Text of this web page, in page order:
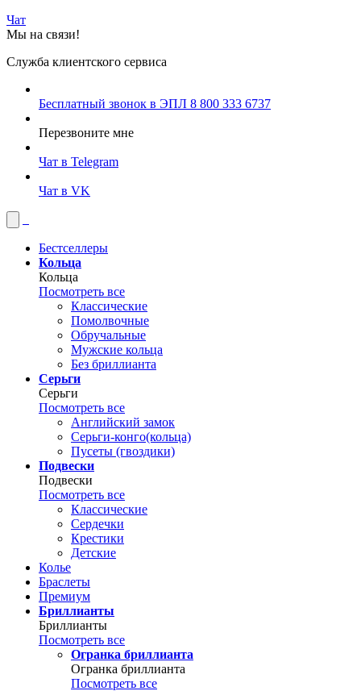
Чат
Мы на связи!
Служба клиентского сервиса
Бесплатный звонок в ЭПЛ 8 800 333 6737
Перезвоните мне
Чат в Telegram
Чат в VK
Бестселлеры
Кольца
Кольца
Посмотреть все
Классические
Помолвочные
Обручальные
Мужские кольца
Без бриллианта
Серьги
Серьги
Посмотреть все
Английский замок
Серьги-конго(кольца)
Пусеты (гвоздики)
Подвески
Подвески
Посмотреть все
Классические
Сердечки
Крестики
Детские
Колье
Браслеты
Премиум
Бриллианты
Бриллианты
Посмотреть все
Огранка бриллианта
Огранка бриллианта
Посмотреть все